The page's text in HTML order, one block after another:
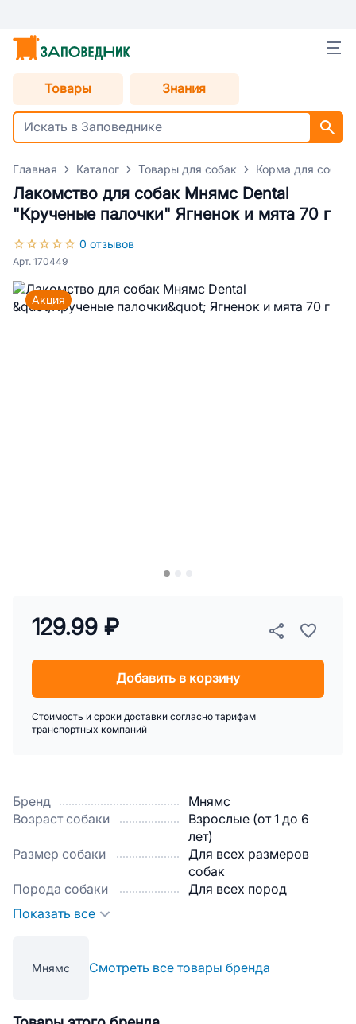
Товары Знания
Главная Каталог Товары для собак Корма для собак
Лакомство для собак Мнямс Dental
"Крученые палочки" Ягненок и мята 70 г
0 отзывов
Арт. 170449
Акция
Бренд
Мнямс
Возраст собаки
Взрослые (от 1 до 6
лет)
Размер собаки
Для всех размеров
собак
Порода собаки
Для всех пород
Показать все
Мнямс Смотреть все товары бренда
129.99 ₽
Добавить в корзину
Стоимость и сроки доставки согласно тарифам
транспортных компаний